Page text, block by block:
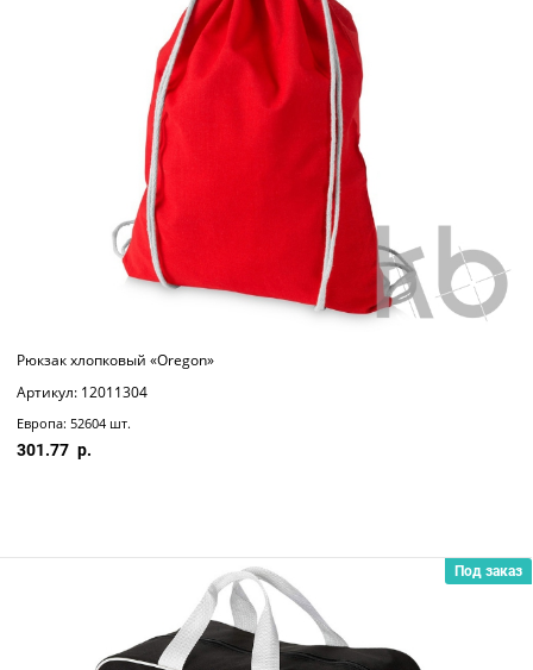
Рюкзак хлопковый «Oregon»
Артикул: 12011304
Европа: 52604 шт.
301.77
Под заказ